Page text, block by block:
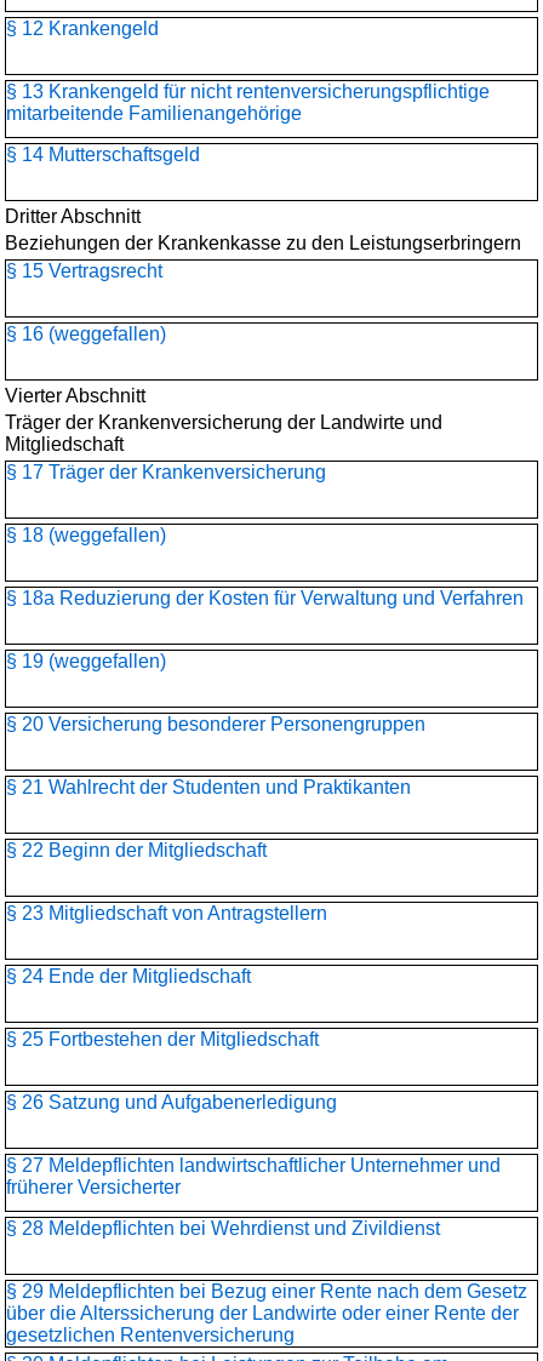
§ 12 Krankengeld
§ 13 Krankengeld für nicht rentenversicherungspflichtige
mitarbeitende Familienangehörige
§ 14 Mutterschaftsgeld
Dritter Abschnitt
Beziehungen der Krankenkasse zu den Leistungserbringern
§ 15 Vertragsrecht
§ 16 (weggefallen)
Vierter Abschnitt
Träger der Krankenversicherung der Landwirte und
Mitgliedschaft
§ 17 Träger der Krankenversicherung
§ 18 (weggefallen)
§ 18a Reduzierung der Kosten für Verwaltung und Verfahren
§ 19 (weggefallen)
§ 20 Versicherung besonderer Personengruppen
§ 21 Wahlrecht der Studenten und Praktikanten
§ 22 Beginn der Mitgliedschaft
§ 23 Mitgliedschaft von Antragstellern
§ 24 Ende der Mitgliedschaft
§ 25 Fortbestehen der Mitgliedschaft
§ 26 Satzung und Aufgabenerledigung
§ 27 Meldepflichten landwirtschaftlicher Unternehmer und
früherer Versicherter
§ 28 Meldepflichten bei Wehrdienst und Zivildienst
§ 29 Meldepflichten bei Bezug einer Rente nach dem Gesetz
über die Alterssicherung der Landwirte oder einer Rente der
gesetzlichen Rentenversicherung